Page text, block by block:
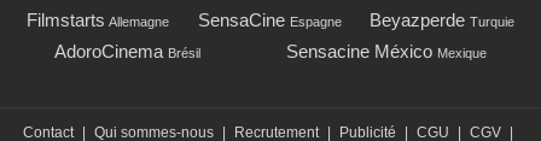
Filmstarts Allemagne SensaCine Espagne Beyazperde Turquie
AdoroCinema Brésil Sensacine México Mexique
Contact Qui sommes-nous Recrutement Publicité CGU CGV